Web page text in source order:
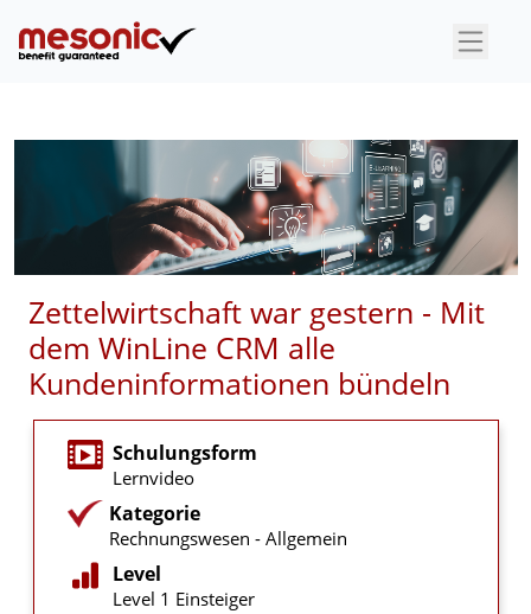
×
Zettelwirtschaft war gestern - Mit
dem WinLine CRM alle
Kundeninformationen bündeln
Schulungsform
Lernvideo
Kategorie
Rechnungswesen - Allgemein
Level
Level 1 Einsteiger